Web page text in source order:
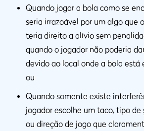
Quando jogar a bola como se
seria irrazoável por um algo que
teria direito a alívio sem
quando o jogador não poderia
devido ao local onde a bola está
ou
Quando somente existe
jogador escolhe um taco, tipo de
ou direção de jogo que